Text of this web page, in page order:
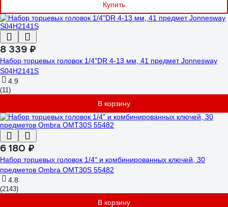
Купить
8 339 ₽
Набор торцевых головок 1/4"DR 4-13 мм, 41 предмет Jonnesway
S04H2141S
4.9
(11)
В корзину
6 180 ₽
Набор торцевых головок 1/4" и комбинированных ключей, 30
предметов Ombra OMT30S 55482
4.8
(2143)
В корзину